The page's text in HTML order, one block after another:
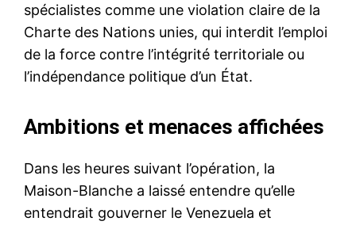
spécialistes comme une violation claire de la
Charte des Nations unies, qui interdit l’emploi
de la force contre l’intégrité territoriale ou
l’indépendance politique d’un État.
Ambitions et menaces affichées
Dans les heures suivant l’opération, la
Maison-Blanche a laissé entendre qu’elle
entendrait gouverner le Venezuela et